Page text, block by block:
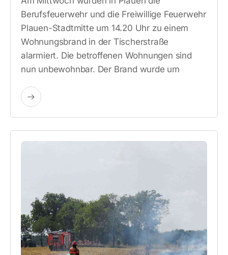
Berufsfeuerwehr und die Freiwillige Feuerwehr
Plauen-Stadtmitte um 14.20 Uhr zu einem
Wohnungsbrand in der Tischerstraße
alarmiert. Die betroffenen Wohnungen sind
nun unbewohnbar. Der Brand wurde um